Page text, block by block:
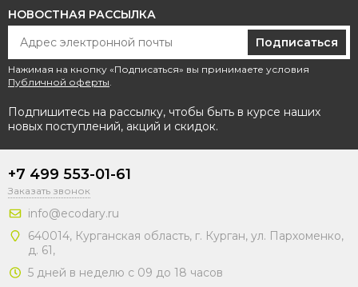
НОВОСТНАЯ РАССЫЛКА
Подписаться
Нажимая на кнопку «Подписаться» вы принимаете условия
Публичной оферты.
Подпишитесь на рассылку, чтобы быть в курсе наших
новых поступлений, акций и скидок.
+7 499 553-01-61
Заказать звонок
info@ecodary.ru
640014, Курганская область, г. Курган, ул. Пархоменко,
д. 61,
5 дней в неделю с 09 до 18 часов